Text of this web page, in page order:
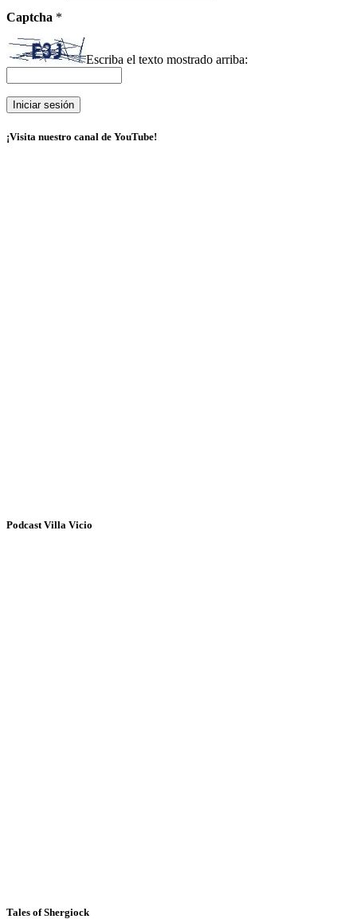
Captcha *
Escriba el texto mostrado arriba:
¡Visita nuestro canal de YouTube!
Podcast Villa Vicio
Tales of Shergiock